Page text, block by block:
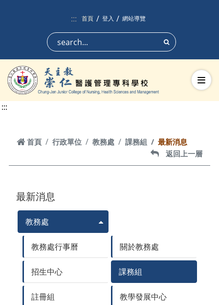
:::
首頁 登入 網站導覽
搜尋
切換
:::
首頁
首頁 行政單位 教務處 課務組 最新消息
返回上一層
返回上一層
最新消息
教務處
教務處行事曆 關於教務處
招生中心 課務組
註冊組 教學發展中心